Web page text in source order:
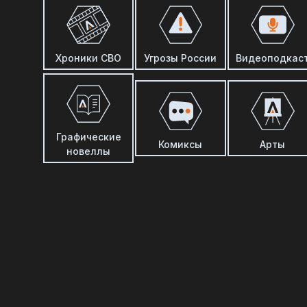
Хроники СВО Угрозы России
Графические
новеллы
Комиксы Арты